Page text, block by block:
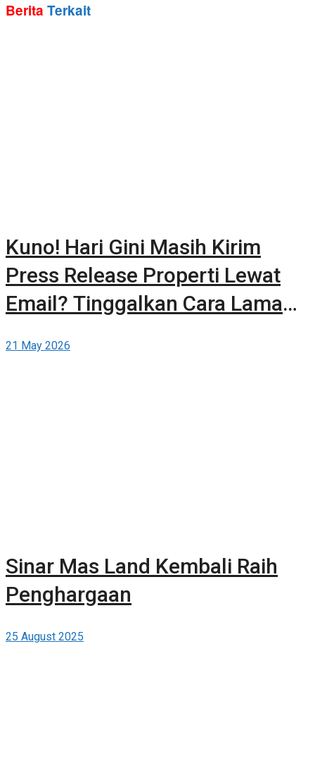
Berita Terkait
Kuno! Hari Gini Masih Kirim
Press Release Properti Lewat
Email? Tinggalkan Cara Lama
Gratis di Berita-Properti.com
21 May 2026
Sinar Mas Land Kembali Raih
Penghargaan
25 August 2025